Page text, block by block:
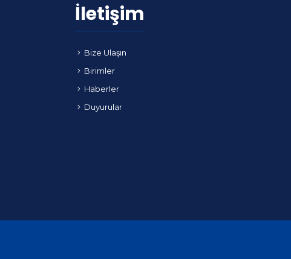
İletişim
Bize Ulaşın
Birimler
Haberler
Duyurular